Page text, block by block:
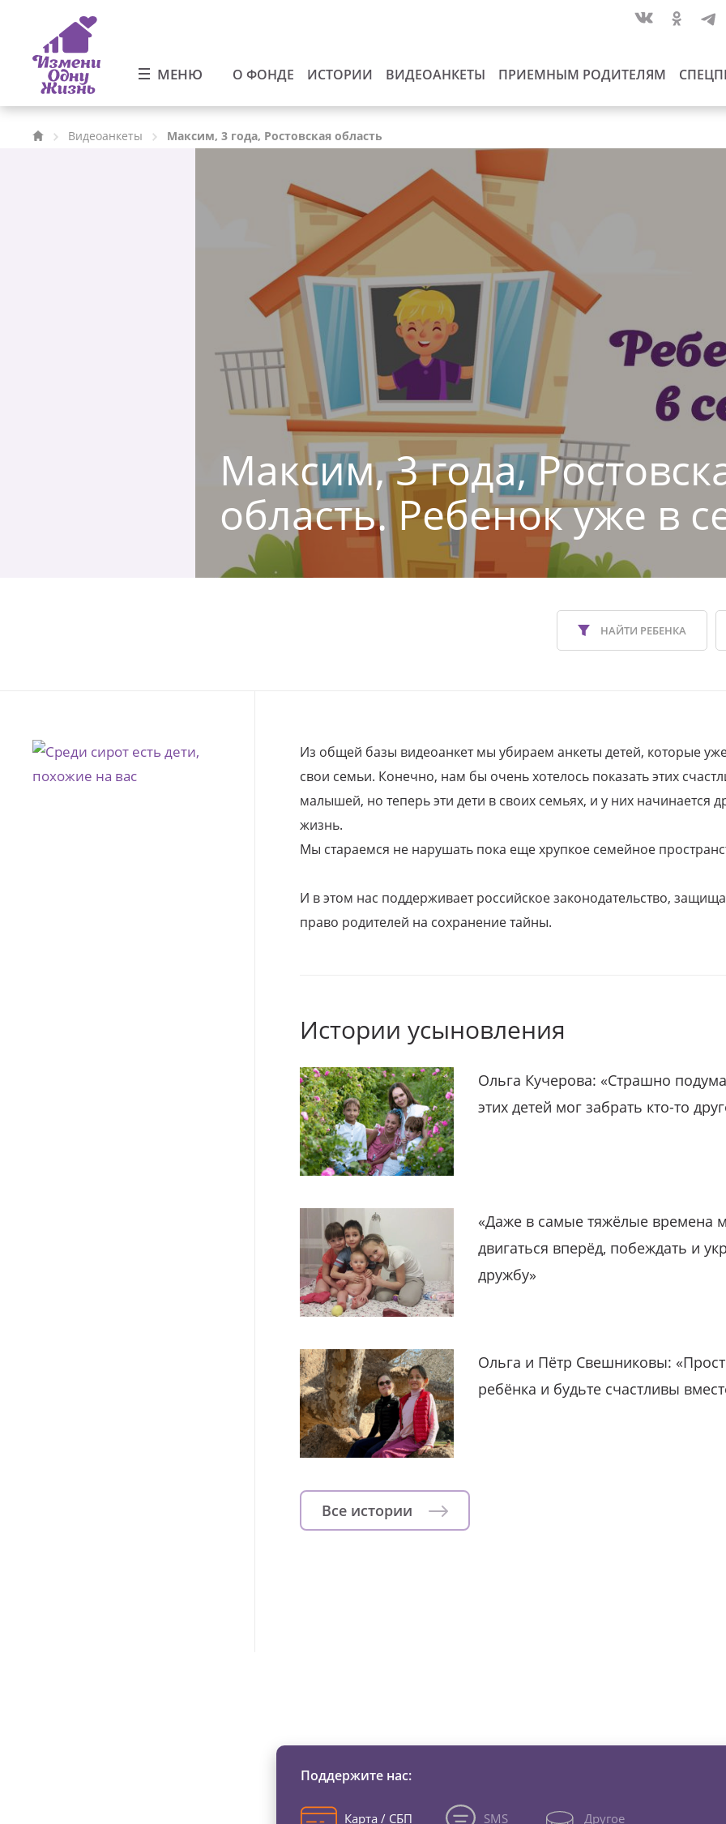
МЕНЮ О ФОНДЕ ИСТОРИИ ВИДЕОАНКЕТЫ ПРИЕМНЫМ РОДИТЕЛЯМ
Видеоанкеты Максим, 3 года, Ростовская область
Максим, 3 года,
область. Ребенок уже в
НАЙТИ РЕБЕНКА
Из общей базы видеоанкет мы убираем анкеты детей, которые
свои семьи. Конечно, нам бы очень хотелось показать этих
малышей, но теперь эти дети в своих семьях, и у них начинается
жизнь.
Мы стараемся не нарушать пока еще хрупкое семейное
И в этом нас поддерживает российское законодательство,
право родителей на сохранение тайны.
Истории усыновления
Ольга Кучерова: «Страшно
этих детей мог забрать кто-то
«Даже в самые тяжёлые времена
двигаться вперёд, побеждать и
дружбу»
Ольга и Пётр Свешниковы:
ребёнка и будьте счастливы
Все истории
Поддержите нас:
Карта / СБП SMS Другое